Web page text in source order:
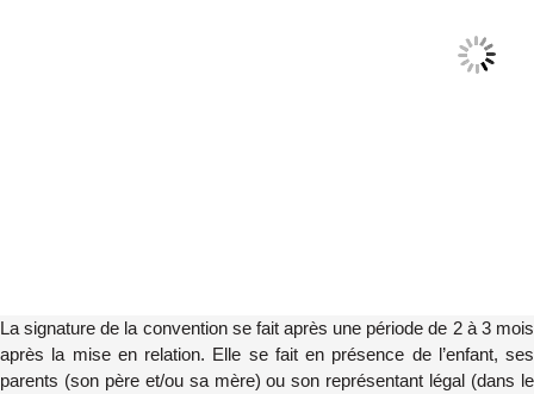
La signature de la convention se fait après une période de 2 à 3 mois
après la mise en relation. Elle se fait en présence de l’enfant, ses
parents (son père et/ou sa mère) ou son représentant légal (dans le